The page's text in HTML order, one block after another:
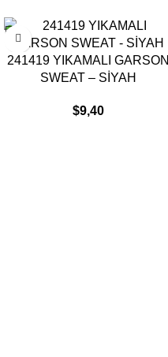
241419 YIKAMALI GARSON
SWEAT – SİYAH
$9,40